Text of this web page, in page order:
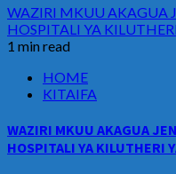
WAZIRI MKUU AKAGUA
HOSPITALI YA
1 min read
HOME
KITAIFA
WAZIRI MKUU AKAGUA
HOSPITALI YA KILUTHERI